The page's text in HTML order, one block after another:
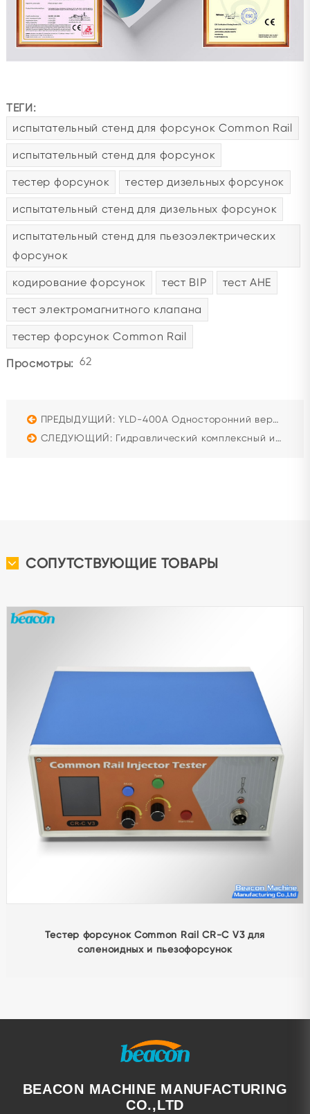
ТЕГИ:
испытательный стенд для форсунок Common Rail
испытательный стенд для форсунок
тестер форсунок тестер дизельных форсунок
испытательный стенд для дизельных форсунок
испытательный стенд для пьезоэлектрических
форсунок
кодирование форсунок тест BIP тест AHE
тест электромагнитного клапана
тестер форсунок Common Rail
Просмотры: 62
ПРЕДЫДУЩИЙ: YLD-400A Односторонний вертикальный балансировочный станок
СЛЕДУЮЩИЙ: Гидравлический комплексный испытательный стенд HP-B для насосов и моторов (55-250 кВт)
СОПУТСТВУЮЩИЕ ТОВАРЫ
Тестер форсунок Common Rail CRI808S
BEACON MACHINE MANUFACTURING
CO.,LTD